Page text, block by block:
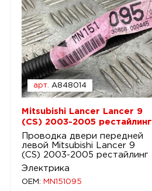
арт. A848014
Mitsubishi Lancer Lancer 9
(CS) 2003-2005 рестайлинг
Проводка двери передней
левой Mitsubishi Lancer 9
(CS) 2003-2005 рестайлинг
Электрика
OEM:
MN151095